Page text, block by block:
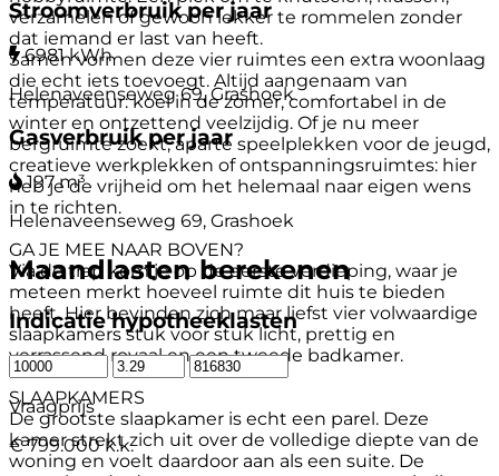
verzamelen of gewoon lekker te rommelen zonder
dat iemand er last van heeft.
Samen vormen deze vier ruimtes een extra woonlaag
die echt iets toevoegt. Altijd aangenaam van
temperatuur: koel in de zomer, comfortabel in de
winter en ontzettend veelzijdig. Of je nu meer
bergruimte zoekt, aparte speelplekken voor de jeugd,
creatieve werkplekken of ontspanningsruimtes: hier
heb je de vrijheid om het helemaal naar eigen wens
in te richten.
GA JE MEE NAAR BOVEN?
Via de trap kom je op de eerste verdieping, waar je
meteen merkt hoeveel ruimte dit huis te bieden
heeft. Hier bevinden zich maar liefst vier volwaardige
slaapkamers stuk voor stuk licht, prettig en
verrassend royaal en een tweede badkamer.
SLAAPKAMERS
De grootste slaapkamer is echt een parel. Deze
kamer strekt zich uit over de volledige diepte van de
woning en voelt daardoor aan als een suite. De
Stroomverbruik per jaar
6981 kWh
Helenaveenseweg 69, Grashoek
Gasverbruik per jaar
197 m³
Helenaveenseweg 69, Grashoek
Maandlasten berekenen
Indicatie hypotheeklasten
Vraagprijs
€ 799.000 k.k.